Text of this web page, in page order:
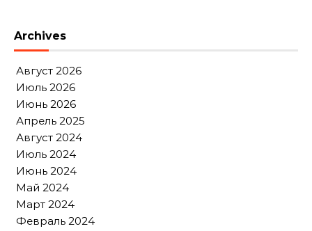
Archives
Август 2026
Июль 2026
Июнь 2026
Апрель 2025
Август 2024
Июль 2024
Июнь 2024
Май 2024
Март 2024
Февраль 2024